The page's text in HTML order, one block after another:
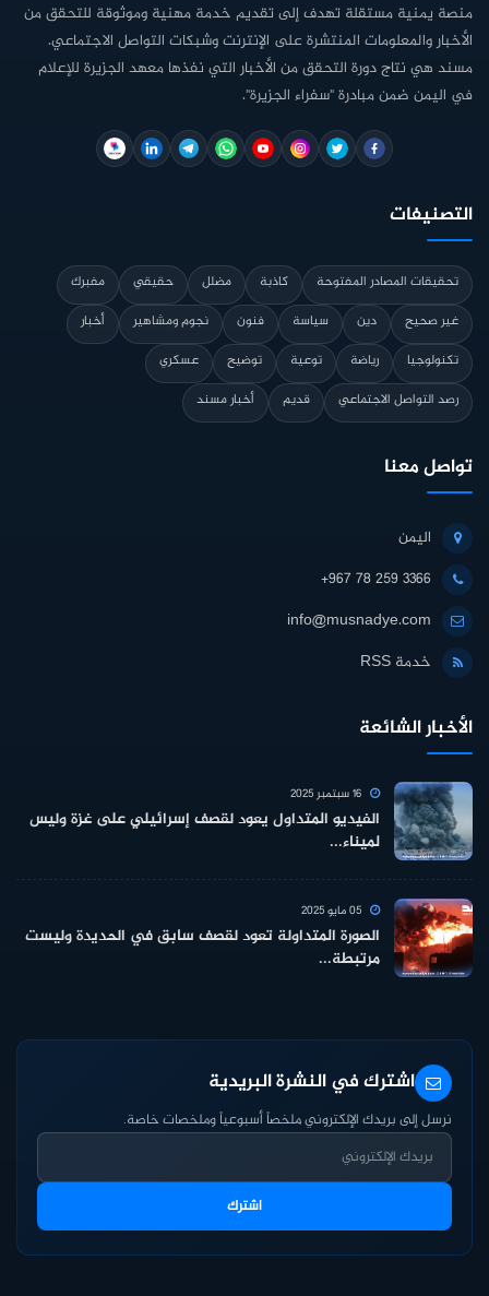
منصة يمنية مستقلة تهدف إلى تقديم خدمة مهنية وموثوقة للتحقق من
الأخبار والمعلومات المنتشرة على الإنترنت وشبكات التواصل الاجتماعي.
مسند هي نتاج دورة التحقق من الأخبار التي نفذها معهد الجزيرة للإعلام
في اليمن ضمن مبادرة "سفراء الجزيرة".
التصنيفات
تحقيقات المصادر المفتوحة كاذبة مضلل حقيقي
مفبرك
غير صحيح
دين سياسة فنون نجوم ومشاهير
أخبار
تكنولوجيا
رياضة توعية توضيح
عسكري
رصد التواصل الاجتماعي
قديم أخبار مسند
تواصل معنا
اليمن
+967 78 259 3366
info@musnadye.com
خدمة RSS
الأخبار الشائعة
الفيديو المتداول يعود لقصف إسرائيلي على غزة وليس
لميناء...
الصورة المتداولة تعود لقصف سابق في الحديدة وليست
مرتبطة...
اشترك في النشرة البريدية
نرسل إلى بريدك الإلكتروني ملخصاً أسبوعياً وملخصات خاصة.
اشترك